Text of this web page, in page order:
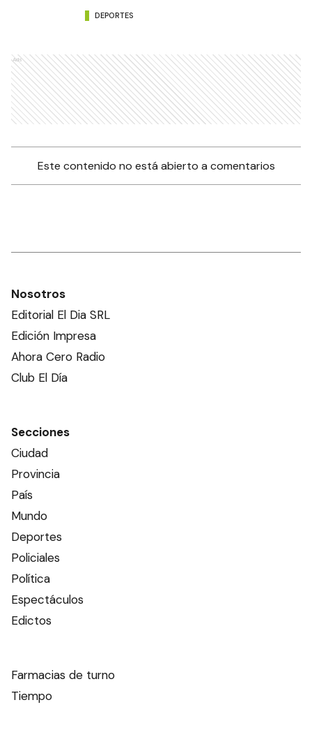
DEPORTES
Ads
Este contenido no está abierto a comentarios
Nosotros
Editorial El Dia SRL
Edición Impresa
Ahora Cero Radio
Club El Día
Secciones
Ciudad
Provincia
País
Mundo
Deportes
Policiales
Política
Espectáculos
Edictos
Farmacias de turno
Tiempo